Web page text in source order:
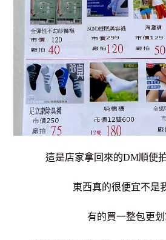
這是店家拿回來的DM順便
東西真的很便宜不是
有的買一整包更划